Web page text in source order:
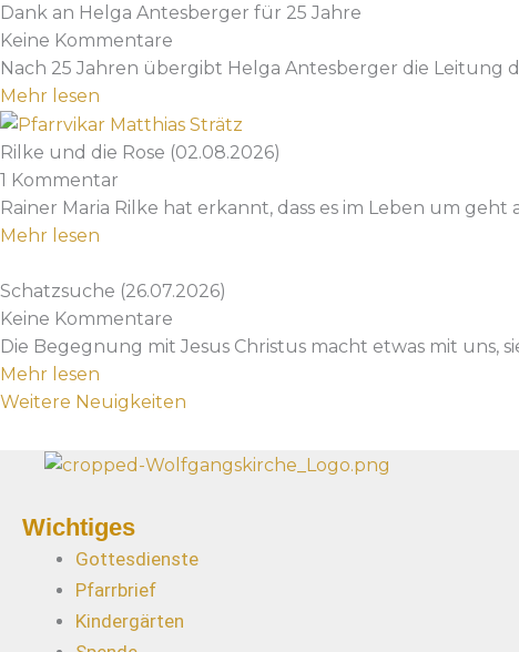
Dank an Helga Antesberger für 25 Jahre
Keine Kommentare
Nach 25 Jahren übergibt Helga Antesberger die
Mehr lesen
Rilke und die Rose (02.08.2026)
1 Kommentar
Rainer Maria Rilke hat erkannt, dass es im Leben um
Mehr lesen
Schatzsuche (26.07.2026)
Keine Kommentare
Die Begegnung mit Jesus Christus macht etwas mit uns,
Mehr lesen
Weitere Neuigkeiten
Wichtiges
Gottesdienste
Pfarrbrief
Kindergärten